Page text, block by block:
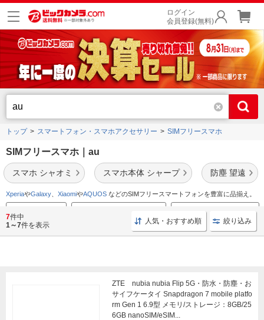
ログイン
会員登録(無料)
トップ スマートフォン・スマホアクセサリー SIMフリースマホ
SIMフリースマホ｜au
スマホ シャオミ スマホ本体 シャープ 防塵 望遠
XperiaやGalaxy XiaomiやAQUOS などのSIMフリースマートフォンを豊富に品揃え。
SIMフリーiPhone ゲーム向きスマホはこちら
7件中
1～7件を表示 人気・おすすめ順 絞り込み
ZTE nubia nubia Flip 5G・防水・防塵・お
サイフケータイ Snapdragon 7 mobile platfo
rm Gen 1 6.9型 メモリ/ストレージ：8GB/25
6GB nanoSIM/eSIM...